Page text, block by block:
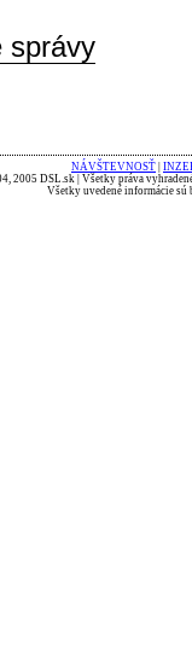
správy
NÁVŠTEVNOSŤ
2005 DSL.sk | Všetky práva
Všetky uvedené informácie sú